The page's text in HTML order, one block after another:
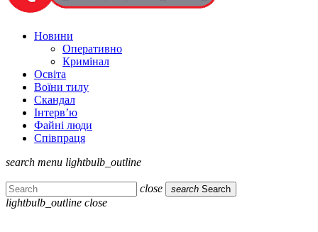
Новини
Оперативно
Кримінал
Освіта
Воїни тилу
Скандал
Інтерв’ю
Файні люди
Співпраця
search menu lightbulb_outline
close search Search
lightbulb_outline close